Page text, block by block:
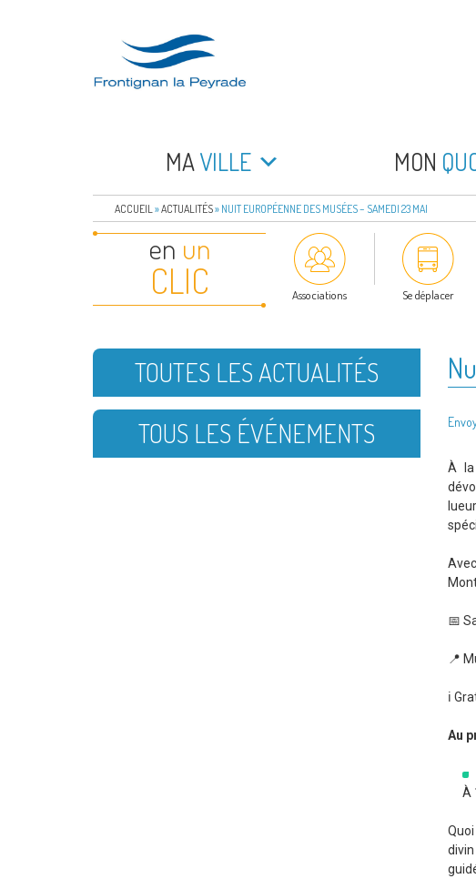
FRONTIGNAN LA
MAVILLE MON
ACCUEIL »ACTUALITÉS» NUIT EUROPÉENNE DES MUSÉES – SAMEDI 23 MAI
en un
CLIC Associations Se déplacer
À la
📅
📍
ℹ️
Au
À
TOUTES LES ACTUALITÉS
TOUS LES ÉVÉNEMENTS